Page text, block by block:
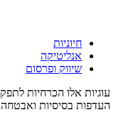
חיוניות
אנליטיקה
שיווק ופרסום
עוגיות אלו הכרחיות
העדפות בסיסיות